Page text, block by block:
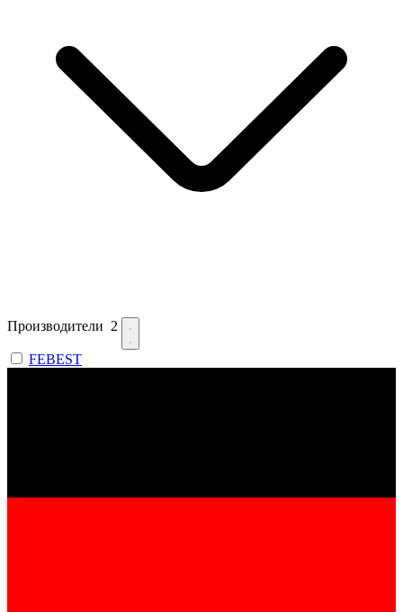
Производители 2
FEBEST